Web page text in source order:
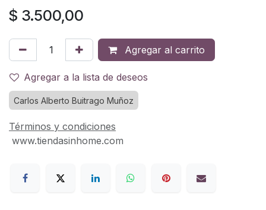
$ 3.500,00
Agregar al carrito
Agregar a la lista de deseos
Carlos Alberto Buitrago Muñoz
Términos y condiciones
www.tiendasinhome.com